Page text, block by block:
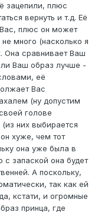
зацепили, плюс
вернуть и т.д. Её
плюс он может
много (насколько я
Она сравнивает Ваш
Ваш образ лучше -
её
Вас
(ну допустим
голове
них выбирается
хуже, чем тот
она уже была в
запаской она будет
А поскольку,
так как ей
кстати, и огромные
принца, где